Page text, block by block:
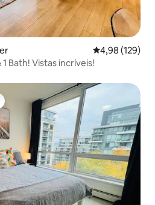
4,98 de uma
4,98 (129)
Bath! Vistas incríveis!